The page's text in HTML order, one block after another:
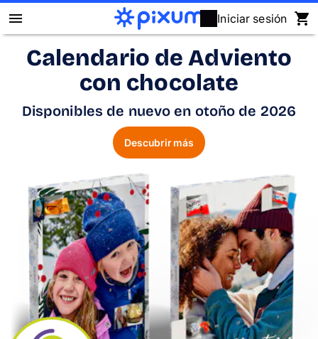
Iniciar sesión
Álbum Digital Pixum
Calendarios
Regalos
Fundas
Tarjetas
Calendario de Adviento
con chocolate
Disponibles de nuevo en otoño de 2026
Descubrir más